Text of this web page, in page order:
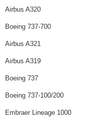
Airbus A320
Boeing 737-700
Airbus A321
Airbus A319
Boeing 737
Boeing 737-100/200
Embraer Lineage 1000